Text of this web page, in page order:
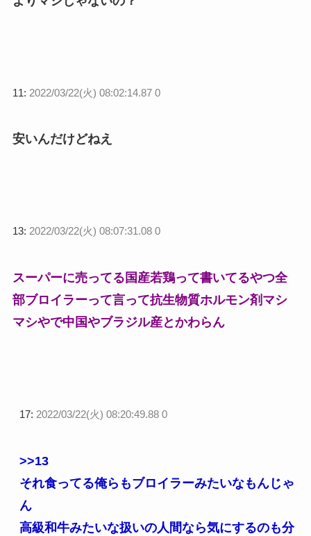
11: 2022/03/22(火) 08:02:14.87 0
安いんだけどねえ
13: 2022/03/22(火) 08:07:31.08 0
スーパーに売ってる国産若鶏って書いてるやつ全
部ブロイラーって言って抗生物質ホルモン剤マシ
マシやで中国やブラジル産とかわらん
17: 2022/03/22(火) 08:20:49.88 0
>>13
それ食ってる俺らもブロイラーみたいなもんじゃ
ん
高級和牛みたいな扱いの人間なら気にするのも分